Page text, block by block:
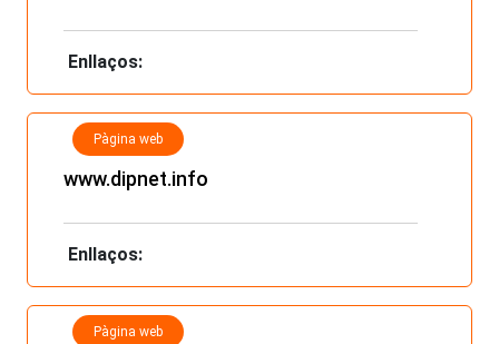
Enllaços:
Pàgina web
www.dipnet.info
Enllaços:
Pàgina web